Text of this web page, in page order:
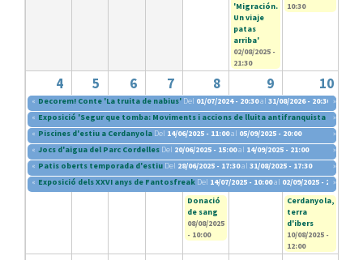
'Migración.
Un viaje
patas
arriba'
02/08/2025 -
21:30
10:30
4 5 6 7 8 9 10
« Decorem! Conte 'La truita de nabius' Del 01/07/2024 - 20:30al 31/08/2026 - 20:30 »
« Exposició 'Segur que tomba: Moviments i accions de lluita antifranquista (1960-
»
« Piscines d'estiu a Cerdanyola Del 14/06/2025 - 11:00al 05/09/2025 - 20:00
»
« Jocs d'aigua del Parc Cordelles Del 20/06/2025 - 15:00al 14/09/2025 - 21:00
»
« Patis oberts temporada d'estiu Del 28/06/2025 - 17:30al 31/08/2025 - 17:30
»
« Exposició dels XXVI anys de Fantosfreak Del 14/07/2025 - 10:00al 02/09/2025 - 20:30
»
Donació
de sang
08/08/2025
- 10:00
Cerdanyola,
terra
d'ibers
10/08/2025 -
12:00